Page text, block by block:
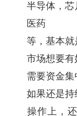
半导体，芯
医药
等，基本就
市场想要有
需要资金集
如果还是持
操作上，还